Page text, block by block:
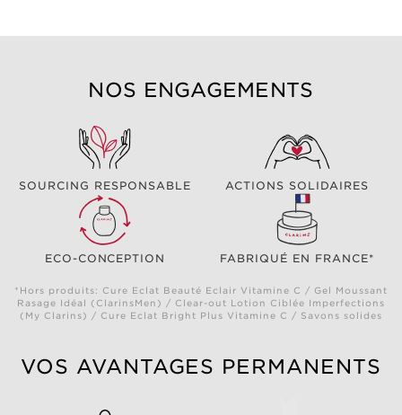
NOS ENGAGEMENTS
SOURCING RESPONSABLE ACTIONS SOLIDAIRES
ECO-CONCEPTION FABRIQUÉ EN FRANCE*
*Hors produits: Cure Eclat Beauté Eclair Vitamine C / Gel Moussant
Rasage Idéal (ClarinsMen) / Clear-out Lotion Ciblée Imperfections
(My Clarins) / Cure Eclat Bright Plus Vitamine C / Savons solides
VOS AVANTAGES PERMANENTS